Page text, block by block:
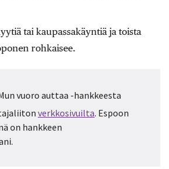
tai kaupassakäyntiä ja toista
rohkaisee.
vuoro auttaa -hankkeesta
verkkosivuilta. Espoon
on hankkeen